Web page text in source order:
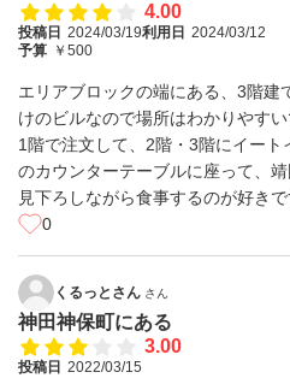
4.00
投稿日 2024/03/19利用日 2024/03/12
予算 ￥500
エリアブロックの端にある、3階建
けのビルなので場所はわかりやすい
1階で注文して、2階・3階にイー
のカウンターテーブルに座って、
見下ろしながら食事するのが好きで
0
くるっとさん さん
神田神保町にある
3.00
投稿日 2022/03/15